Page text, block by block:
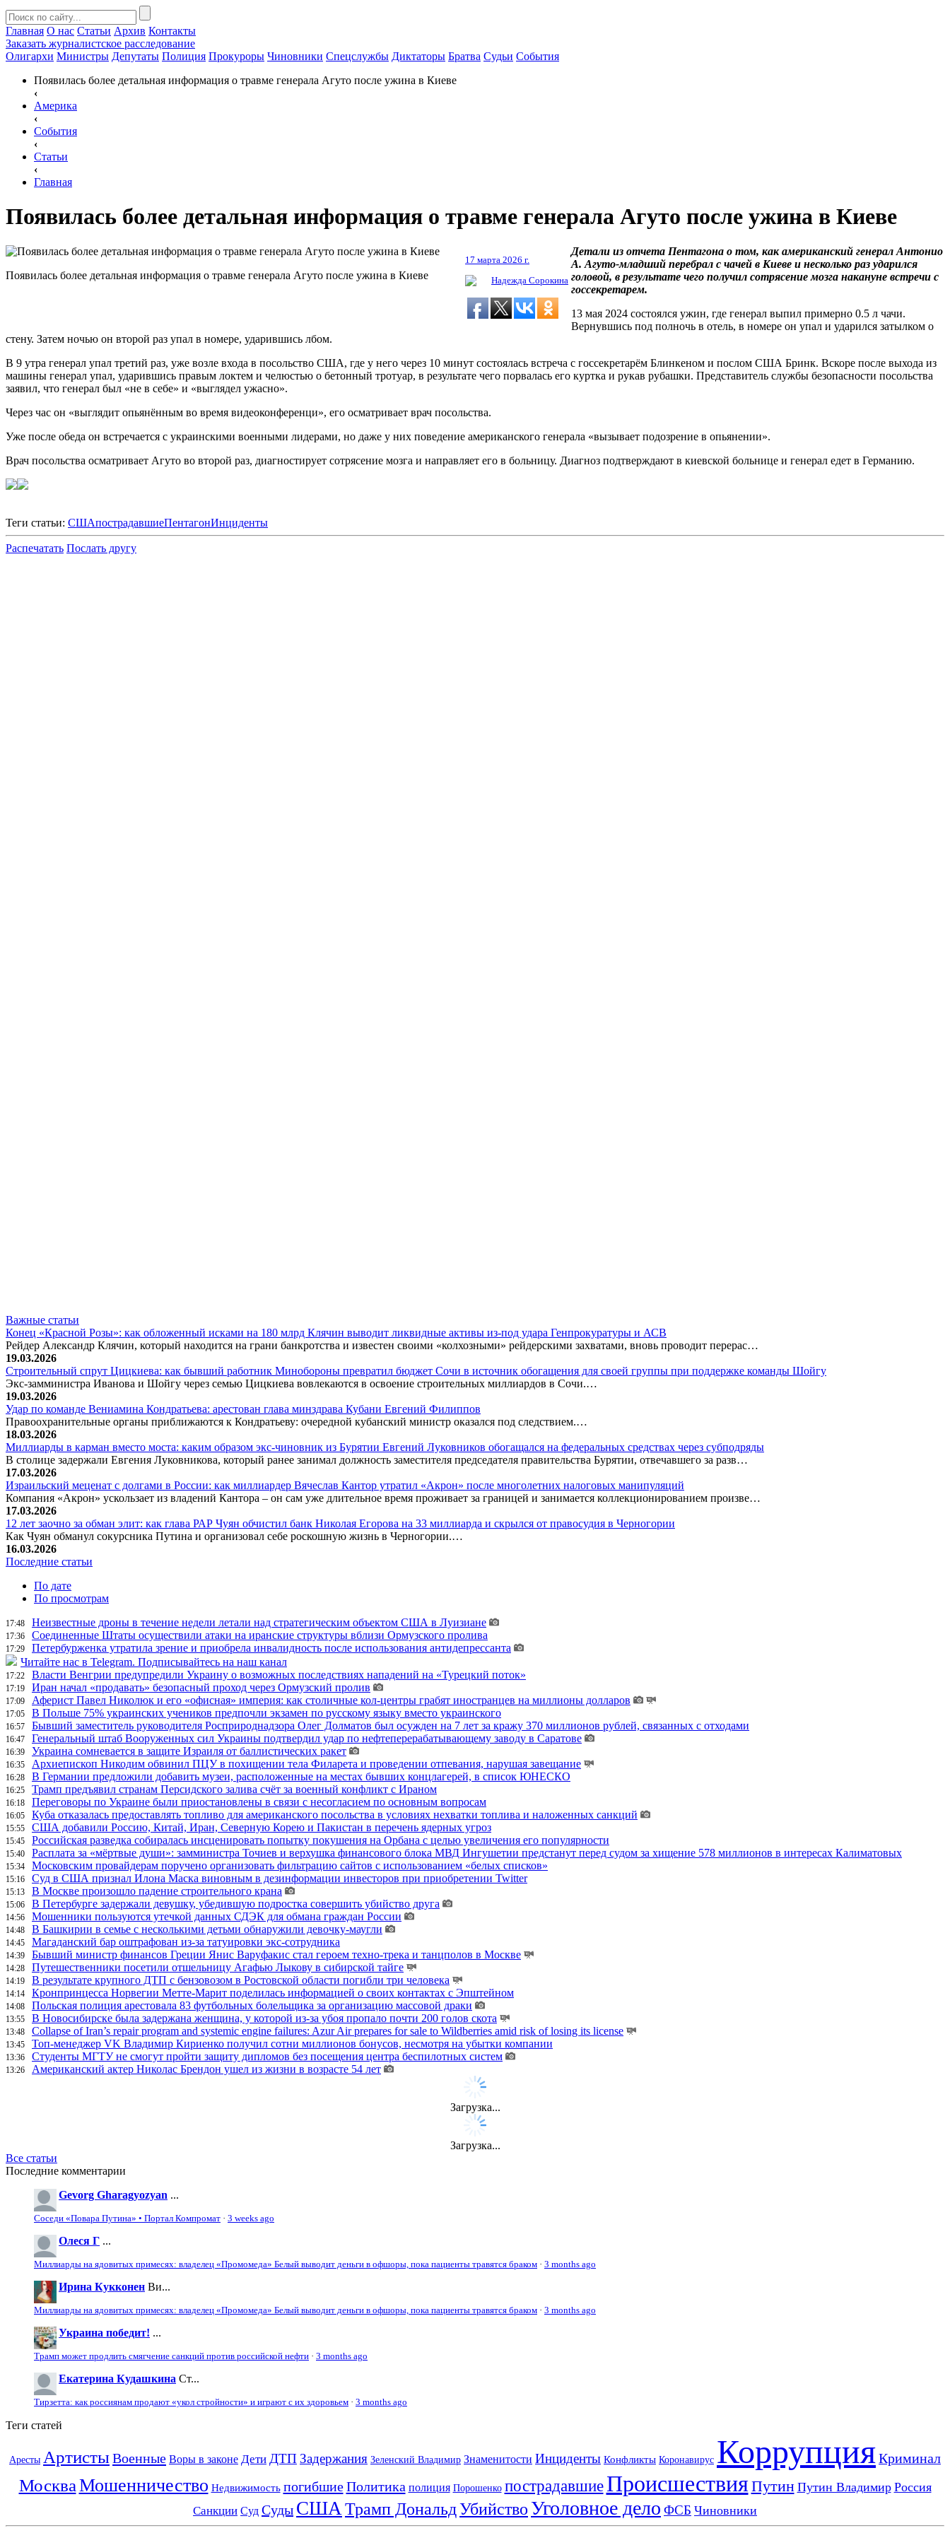
Главная О нас Статьи Архив Контакты
Заказать журналистское расследование
Олигархи Министры Депутаты Полиция Прокуроры Чиновники Спецслужбы Диктаторы Братва Судьи События
Появилась более детальная информация о травме генерала Агуто после ужина в Киеве
‹
Америка
‹
События
‹
Статьи
‹
Главная
Появилась более детальная информация о травме генерала Агуто после ужина в Киеве
Появилась более детальная информация о травме генерала Агуто после ужина в Киеве
17 марта 2026 г.
Надежда Сорокина
Детали из отчета Пентагона о том, как американский генерал Антонио
А. Агуто-младший перебрал с чачей в Киеве и несколько раз ударился
головой, в результате чего получил сотрясение мозга накануне встречи с
госсекретарем.
13 мая 2024 состоялся ужин, где генерал выпил примерно 0.5 л чачи.
Вернувшись под полночь в отель, в номере он упал и ударился затылком о
стену. Затем ночью он второй раз упал в номере, ударившись лбом.
В 9 утра генерал упал третий раз, уже возле входа в посольство США, где у него через 10 минут состоялась встреча с госсекретарём Блинкеном и послом США Бринк. Вскоре после выхода из
машины генерал упал, ударившись правым локтем и челюстью о бетонный тротуар, в результате чего порвалась его куртка и рукав рубашки. Представитель службы безопасности посольства
заявил, что генерал был «не в себе» и «выглядел ужасно».
Через час он «выглядит опьянённым во время видеоконференци», его осматривает врач посольства.
Уже после обеда он встречается с украинскими военными лидерами, но даже у них поведение американского генерала «вызывает подозрение в опьянении».
Врач посольства осматривает Агуто во второй раз, диагностирует сотрясение мозга и направляет его в больницу. Диагноз подтверждают в киевской больнице и генерал едет в Германию.
Теги статьи: СШАпострадавшиеПентагонИнциденты
Распечатать Послать другу
Важные статьи
Конец «Красной Розы»: как обложенный исками на 180 млрд Клячин выводит ликвидные активы из-под удара Генпрокуратуры и АСВ
Рейдер Александр Клячин, который находится на грани банкротства и известен своими «колхозными» рейдерскими захватами, вновь проводит перерас…
19.03.2026
Строительный спрут Цицкиева: как бывший работник Минобороны превратил бюджет Сочи в источник обогащения для своей группы при поддержке команды Шойгу
Экс-замминистра Иванова и Шойгу через семью Цицкиева вовлекаются в освоение строительных миллиардов в Сочи.…
19.03.2026
Удар по команде Вениамина Кондратьева: арестован глава минздрава Кубани Евгений Филиппов
Правоохранительные органы приближаются к Кондратьеву: очередной кубанский министр оказался под следствием.…
18.03.2026
Миллиарды в карман вместо моста: каким образом экс-чиновник из Бурятии Евгений Луковников обогащался на федеральных средствах через субподряды
В столице задержали Евгения Луковникова, который ранее занимал должность заместителя председателя правительства Бурятии, отвечавшего за разв…
17.03.2026
Израильский меценат с долгами в России: как миллиардер Вячеслав Кантор утратил «Акрон» после многолетних налоговых манипуляций
Компания «Акрон» ускользает из владений Кантора – он сам уже длительное время проживает за границей и занимается коллекционированием произве…
17.03.2026
12 лет заочно за обман элит: как глава РАР Чуян обчистил банк Николая Егорова на 33 миллиарда и скрылся от правосудия в Черногории
Как Чуян обманул сокурсника Путина и организовал себе роскошную жизнь в Черногории.…
16.03.2026
Последние статьи
По дате
По просмотрам
17:48 Неизвестные дроны в течение недели летали над стратегическим объектом США в Луизиане
17:36 Соединенные Штаты осуществили атаки на иранские структуры вблизи Ормузского пролива
17:29
Петербурженка утратила зрение и приобрела инвалидность после использования антидепрессанта
Читайте нас в Telegram. Подписывайтесь на наш канал
17:22 Власти Венгрии предупредили Украину о возможных последствиях нападений на «Турецкий поток»
17:19 Иран начал «продавать» безопасный проход через Ормузский пролив
17:09 Аферист Павел Николюк и его «офисная» империя: как столичные кол-центры грабят иностранцев на миллионы долларов
17:05 В Польше 75% украинских учеников предпочли экзамен по русскому языку вместо украинского
16:57 Бывший заместитель руководителя Росприроднадзора Олег Долматов был осужден на 7 лет за кражу 370 миллионов рублей, связанных с отходами
16:47 Генеральный штаб Вооруженных сил Украины подтвердил удар по нефтеперерабатывающему заводу в Саратове
16:39 Украина сомневается в защите Израиля от баллистических ракет
16:35 Архиепископ Никодим обвинил ПЦУ в похищении тела Филарета и проведении отпевания, нарушая завещание
16:28 В Германии предложили добавить музеи, расположенные на местах бывших концлагерей, в список ЮНЕСКО
16:25 Трамп предъявил странам Персидского залива счёт за военный конфликт с Ираном
16:18 Переговоры по Украине были приостановлены в связи с несогласием по основным вопросам
16:05 Куба отказалась предоставлять топливо для американского посольства в условиях нехватки топлива и наложенных санкций
15:55 США добавили Россию, Китай, Иран, Северную Корею и Пакистан в перечень ядерных угроз
15:45 Российская разведка собиралась инсценировать попытку покушения на Орбана с целью увеличения его популярности
15:40 Расплата за «мёртвые души»: замминистра Точиев и верхушка финансового блока МВД Ингушетии предстанут перед судом за хищение 578 миллионов в интересах Калиматовых
15:34 Московским провайдерам поручено организовать фильтрацию сайтов с использованием «белых списков»
15:16 Суд в США признал Илона Маска виновным в дезинформации инвесторов при приобретении Twitter
15:13 В Москве произошло падение строительного крана
15:06 В Петербурге задержали девушку, убедившую подростка совершить убийство друга
14:56 Мошенники пользуются утечкой данных СДЭК для обмана граждан России
14:48 В Башкирии в семье с несколькими детьми обнаружили девочку-маугли
14:45 Магаданский бар оштрафован из-за татуировки экс-сотрудника
14:39 Бывший министр финансов Греции Янис Варуфакис стал героем техно-трека и танцполов в Москве
14:28 Путешественники посетили отшельницу Агафью Лыкову в сибирской тайге
14:19 В результате крупного ДТП с бензовозом в Ростовской области погибли три человека
14:14 Кронпринцесса Норвегии Метте-Марит поделилась информацией о своих контактах с Эпштейном
14:08 Польская полиция арестовала 83 футбольных болельщика за организацию массовой драки
13:55 В Новосибирске была задержана женщина, у которой из-за убоя пропало почти 200 голов скота
13:48 Collapse of Iran’s repair program and systemic engine failures: Azur Air prepares for sale to Wildberries amid risk of losing its license
13:45 Топ-менеджер VK Владимир Кириенко получил сотни миллионов бонусов, несмотря на убытки компании
13:36 Студенты МГТУ не смогут пройти защиту дипломов без посещения центра беспилотных систем
13:26 Американский актер Николас Брендон ушел из жизни в возрасте 54 лет
Загрузка...
Загрузка...
Все статьи
Последние комментарии
Gevorg Gharagyozyan ...
Соседи «Повара Путина» • Портал Компромат · 3 weeks ago
Олеся Г ...
Миллиарды на ядовитых примесях: владелец «Промомеда» Белый выводит деньги в офшоры, пока пациенты травятся браком · 3 months ago
Ирина Кукконен Ви...
Миллиарды на ядовитых примесях: владелец «Промомеда» Белый выводит деньги в офшоры, пока пациенты травятся браком · 3 months ago
Украина победит! ...
Трамп может продлить смягчение санкций против российской нефти · 3 months ago
Екатерина Кудашкина Ст...
Тирзетта: как россиянам продают «укол стройности» и играют с их здоровьем · 3 months ago
Теги статей
Аресты АртистыВоенные Воры в законе Дети ДТП Задержания Зеленский Владимир Знаменитости Инциденты Конфликты Коронавирус КоррупцияКриминал
МоскваМошенничество Недвижимость погибшие Политика полиция Порошенко пострадавшие ПроисшествияПутин Путин Владимир Россия
Санкции Суд Суды США Трамп ДональдУбийство Уголовное дело ФСБ Чиновники